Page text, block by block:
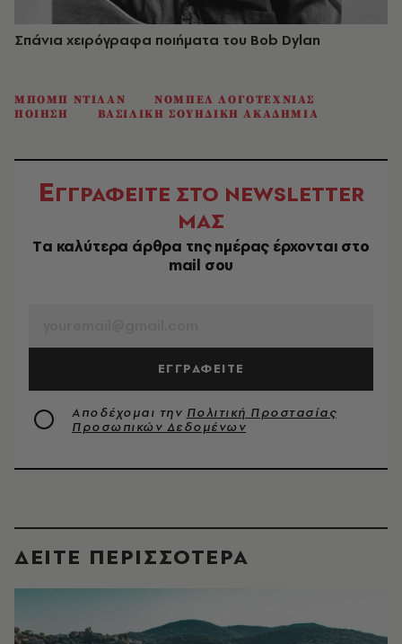
Σπάνια χειρόγραφα ποιήματα του Bob Dylan
ΜΠΟΜΠ ΝΤΙΛΑΝ
ΝΟΜΠΕΛ ΛΟΓΟΤΕΧΝΙΑΣ
ΠΟΙΗΣΗ
ΒΑΣΙΛΙΚΗ ΣΟΥΗΔΙΚΗ ΑΚΑΔΗΜΙΑ
ΕΓΓΡΑΦΕΙΤΕ ΣΤΟ NEWSLETTER
ΜΑΣ
Tα καλύτερα άρθρα της ημέρας έρχονται στο
mail σου
ΕΓΓΡΑΦΕΙΤΕ
Αποδέχομαι την Πολιτική Προστασίας
Προσωπικών Δεδομένων
ΔΕΙΤΕ ΠΕΡΙΣΣΟΤΕΡΑ